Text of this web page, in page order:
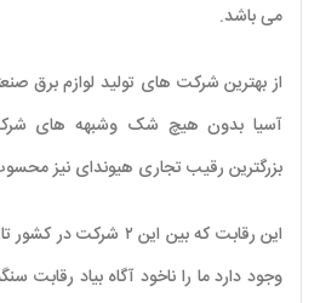
می باشد.
از بهترین شرکت های تولید لوازم برق
بزرگترین رقیب تجاری هیوندای نیز
این رقابت که بین این ۲